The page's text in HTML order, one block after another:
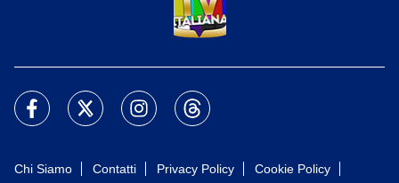
Chi Siamo Contatti Privacy Policy Cookie Policy